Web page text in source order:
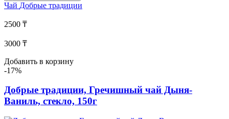
Чай Добрые традиции
2500 ₸
3000 ₸
Добавить в корзину
-17%
Добрые традиции, Гречишный чай Дыня-
Ваниль, стекло, 150г